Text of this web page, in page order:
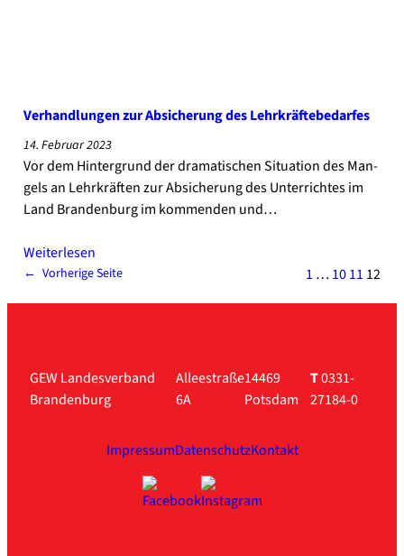
Ver­hand­lun­gen zur Absi­che­rung des Lehr­kräf­te­be­dar­fes
14. Febru­ar 2023
Vor dem Hin­ter­grund der dra­ma­ti­schen Situa­ti­on des Man­
gels an Lehr­kräf­ten zur Absi­che­rung des Unter­rich­tes im
Land Bran­den­burg im kom­men­den und…
Wei­ter­le­sen
← Vor­he­ri­ge Sei­te 1 … 1011 12
GEW Landesverband
Brandenburg
Alleestraße
6A
14469
Potsdam
T0331-
27184-0
ImpressumDatenschutzKontakt